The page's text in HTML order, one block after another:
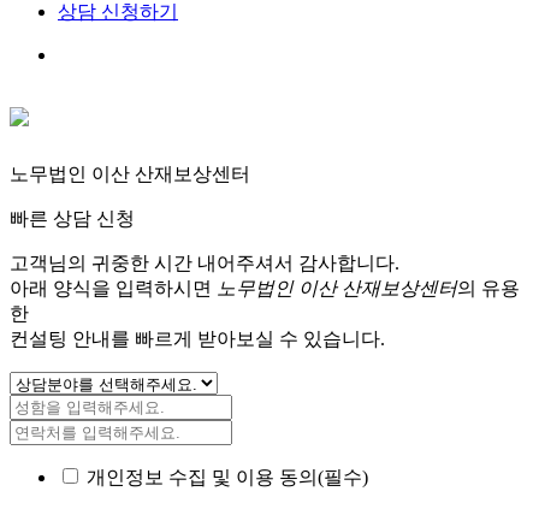
상담 신청하기
노무법인 이산 산재보상센터
빠른 상담 신청
고객님의 귀중한 시간 내어주셔서 감사합니다.
아래 양식을 입력하시면
노무법인 이산 산재보상센터의 유용
한
컨설팅 안내를 빠르게 받아보실 수 있습니다.
개인정보 수집 및 이용 동의(필수)